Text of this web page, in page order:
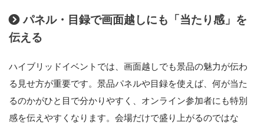
パネル・目録で画面越しにも「当たり感」を
伝える
ハイブリッドイベントでは、画面越しでも景品の魅力が伝わ
る見せ方が重要です。景品パネルや目録を使えば、何が当た
るのかがひと目で分かりやすく、オンライン参加者にも特別
感を伝えやすくなります。会場だけで盛り上がるのではな